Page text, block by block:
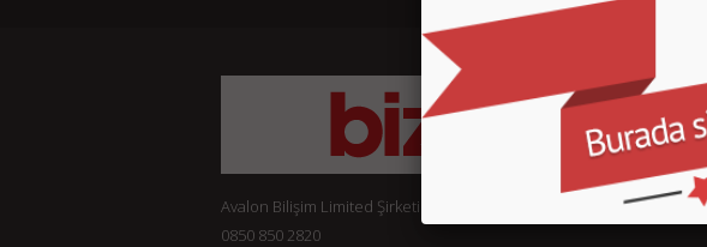
Avalon Bilişim Limited Şirketi
0850 850 2820